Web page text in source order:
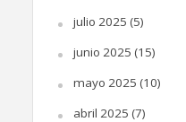
julio 2025 (5)
junio 2025 (15)
mayo 2025 (10)
abril 2025 (7)